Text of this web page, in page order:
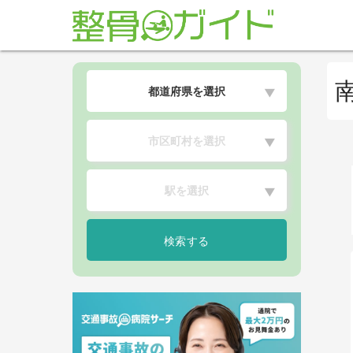
都道府県を選択 ▼
市区町村を選択 ▼
駅を選択 ▼
検索する